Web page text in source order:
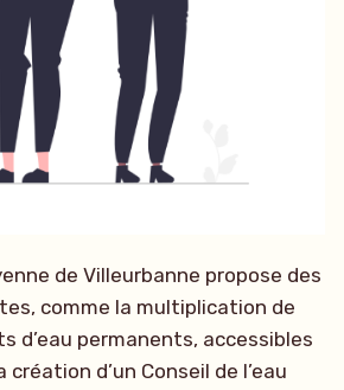
de Villeurbanne propose des
comme la multiplication de
d’eau permanents, accessibles
d’un Conseil de l’eau